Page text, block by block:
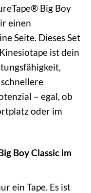
Big Boy
einen
Seite. Dieses Set
ist dein
– egal, ob
oder im
Boy Classic im
ein Tape. Es ist